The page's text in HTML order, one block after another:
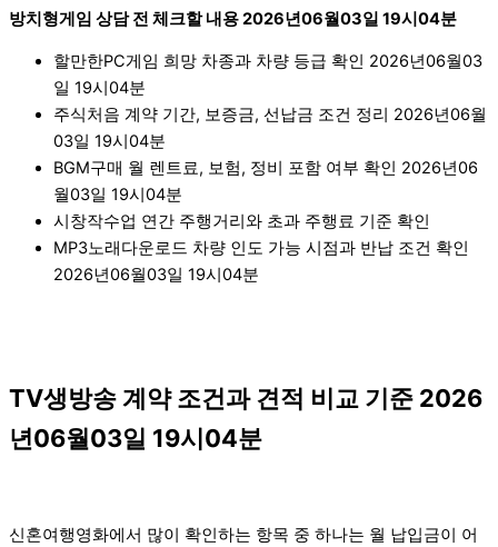
방치형게임 상담 전 체크할 내용 2026년06월03일 19시04분
할만한PC게임 희망 차종과 차량 등급 확인 2026년06월03
일 19시04분
주식처음 계약 기간, 보증금, 선납금 조건 정리 2026년06월
03일 19시04분
BGM구매 월 렌트료, 보험, 정비 포함 여부 확인 2026년06
월03일 19시04분
시창작수업 연간 주행거리와 초과 주행료 기준 확인
MP3노래다운로드 차량 인도 가능 시점과 반납 조건 확인
2026년06월03일 19시04분
TV생방송 계약 조건과 견적 비교 기준 2026
년06월03일 19시04분
신혼여행영화에서 많이 확인하는 항목 중 하나는 월 납입금이 어